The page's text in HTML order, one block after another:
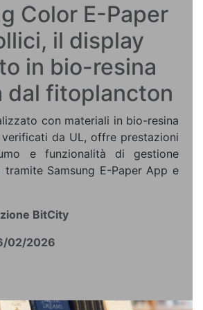
Color E-Paper
il display
in bio-resina
dal fitoplancton
con materiali in bio-resina
da UL, offre prestazioni
e funzionalità di gestione
Samsung E-Paper App e
BitCity
02/2026